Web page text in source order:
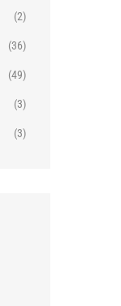
(2)
(36)
(49)
(3)
(3)